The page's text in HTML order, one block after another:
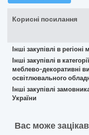
Корисні посилання
Інші закупівлі в регіоні
Інші закупівлі в
меблево-декоративні
освітлювального
Інші закупівлі
України
Вас може